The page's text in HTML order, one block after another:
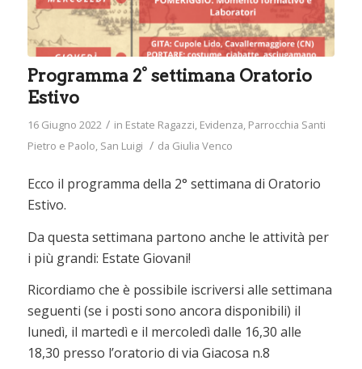
Programma 2° settimana Oratorio
Estivo
16 Giugno 2022 / in Estate Ragazzi, Evidenza, Parrocchia Santi
Pietro e Paolo, San Luigi / da Giulia Venco
Ecco il programma della 2° settimana di Oratorio
Estivo.
Da questa settimana partono anche le attività per
i più grandi: Estate Giovani!
Ricordiamo che è possibile iscriversi alle settimana
seguenti (se i posti sono ancora disponibili) il
lunedì, il martedì e il mercoledì dalle 16,30 alle
18,30 presso l’oratorio di via Giacosa n.8